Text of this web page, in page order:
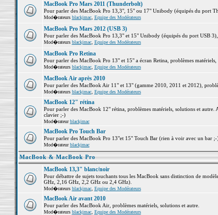
MacBook Pro Mars 2011 (Thunderbolt)
Pour parler des MacBook Pro 13,3", 15" ou 17" Unibody (équipés du port
Mod�rateurs blackjmac, Equipe des Modérateurs
MacBook Pro Mars 2012 (USB 3)
Pour parler des MacBook Pro 13,3" et 15" Unibody (équipés du port USB
Mod�rateurs blackjmac, Equipe des Modérateurs
MacBook Pro Retina
Pour parler des MacBook Pro 13" et 15" a écran Retina, problèmes matériels,
Mod�rateurs blackjmac, Equipe des Modérateurs
MacBook Air après 2010
Pour parler des MacBook Air 11" et 13" (gamme 2010, 2011 et 2012),
Mod�rateurs blackjmac, Equipe des Modérateurs
MacBook 12" rétina
Pour parler des MacBook 12" rétina, problèmes matériels, solutions et
clavier ;-)
Mod�rateurblackjmac
MacBook Pro Touch Bar
Pour parler des MacBook Pro 13"et 15" Touch Bar (rien à voir avec un bar
Mod�rateurblackjmac
MacBook & MacBook Pro
MacBook 13,3" blanc/noir
Pour débattre de sujets touchants tous les MacBook sans distinction de
GHz, 2,16 GHz, 2,2 GHz ou 2,4 GHz).
Mod�rateurs blackjmac, Equipe des Modérateurs
MacBook Air avant 2010
Pour parler des MacBook Air, problèmes matériels, solutions et autre.
Mod�rateurs blackjmac, Equipe des Modérateurs